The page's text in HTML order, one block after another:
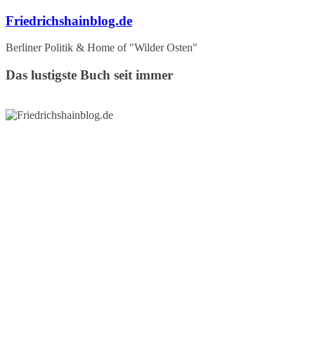
Zum
springen
Friedrichshainblog.de
Berliner Politik & Home of "Wilder Osten"
Das lustigste Buch seit immer